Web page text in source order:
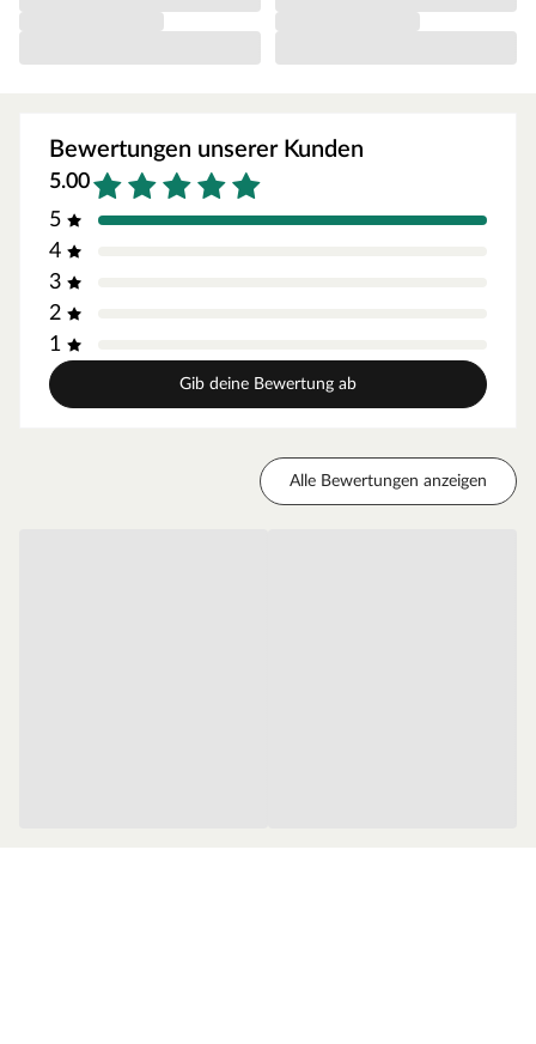
Feuchträume geeignet)
MDF
Die Lamellen sind 25 mm breit und haben einen Abstand
von 15 mm
Akustikpaneelen (22 mm) bewirkt eine Schallreduktion um
ca. 25%, abhängig von weiteren Faktoren*
Montage
Die Akustikpaneele werden als ganze Platten geliefert,
was die Montage denkbar einfach macht. Die Platten
Bewertungen unserer Kunden
5.00
5
4
3
2
1
Gib deine Bewertung ab
Alle Bewertungen anzeigen